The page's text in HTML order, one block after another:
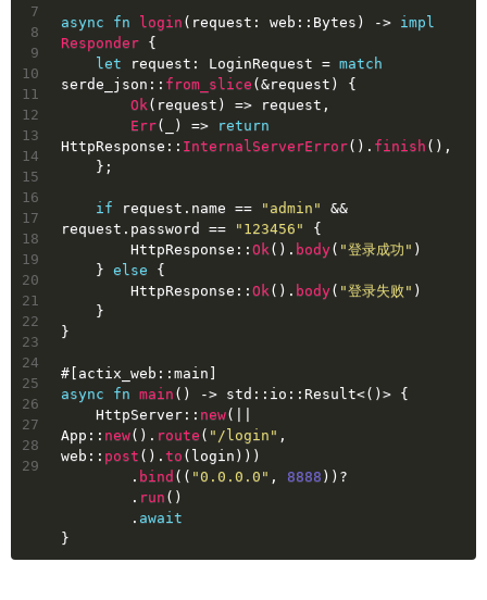
7
8
9
10
11
12
13
14
15
16
17
18
19
20
21
22
23
24
25
26
27
28
29
async fn login (request: web::Bytes) -> impl
Responder {
let
request : LoginRequest = match
serde_json:: from_slice (&request) {
Ok(request) => request,
Err(_) =>
return
HttpResponse:: InternalServerError(). finish (),
    };
if request.name == "admin"
&&
request.password ==
"123456"
{
        HttpResponse::
Ok(). body( "登录成功" )
    }
else {
        HttpResponse::
Ok(). body( "登录失败" )
    }
}
#[actix_web::main]
async
fn main () -> std::io:: Result<()> {
    HttpServer::
new(||
App:: new(). route ( "/login" ,
web:: post (). to (login)))
        .
bind (( "0.0.0.0" , 8888 ))?
        .
run ()
        .
await
}